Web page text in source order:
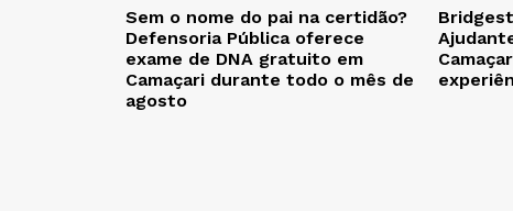
Sem o nome do pai na certidão?
Defensoria Pública oferece
exame de DNA gratuito em
Camaçari durante todo o mês de
agosto